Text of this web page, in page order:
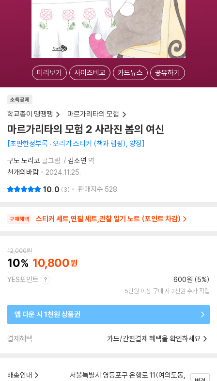
미리보기 사이즈비교 카드뉴스 공유하기
소득공제
학교종이 땡땡땡 마르가리타의 모험
마르가리타의 모험 2 사라진 봄의 여신
초판한정부록 : 오리기 스티커 (책과 랩핑), 양장
구도 노리코 글그림 김소연 역
천개의바람
2024.11.25.
10.0 3 판매지수 528
구매혜택 스티커 세트,연필 세트,관찰 일기 노트 (포인트 차감)
12,000원
10 10,800
YES포인트 600원 (5%)
5만원 이상 구매 시 2천원 추가 적립
앱 다운 시 1천원 상품권
결제혜택 카드/간편결제 혜택을 확인하세요
배송안내
서울특별시 영등포구 은행로 11(여의도동,